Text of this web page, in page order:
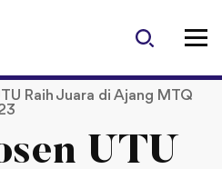
Raih Juara di Ajang MTQ
UTU